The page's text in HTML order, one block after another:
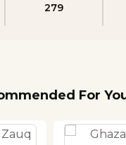
279
For